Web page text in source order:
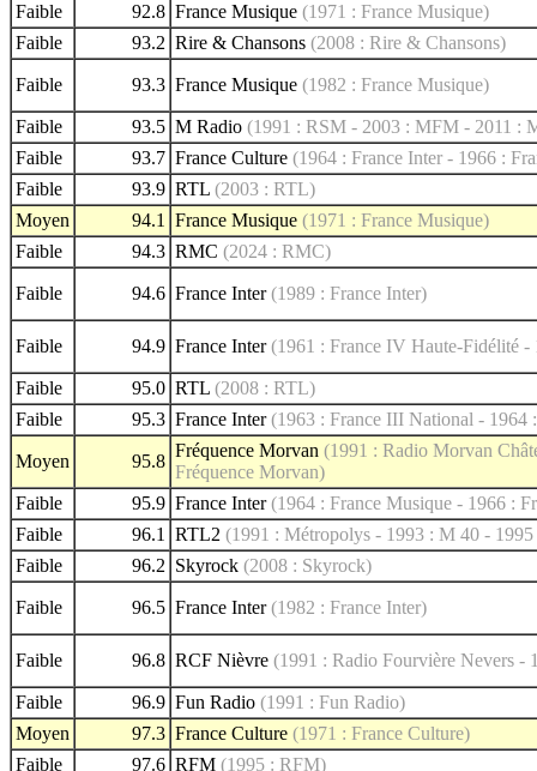
Faible
92.8 France Musique (1971 : France Musique)
Faible
93.2 Rire & Chansons (2008 : Rire & Chansons)
Faible 93.3 France Musique (1982 : France Musique)
Faible 93.5 M Radio (1991 : RSM - 2003 : MFM - 2011 :
Faible
93.7 France Culture (1964 : France Inter - 1966 :
Faible
93.9 RTL (2003 : RTL)
Moyen
94.1 France Musique (1971 : France Musique)
Faible
94.3 RMC (2024 : RMC)
Faible 94.6 France Inter(1989 : France Inter)
Faible 94.9 France Inter(1961 : France IV Haute-Fidélité -
Faible 95.0 RTL (2008 : RTL)
Faible
95.3 France Inter(1963 : France III National - 1964
Moyen 95.8
Fréquence Morvan (1991 : Radio Morvan
Fréquence Morvan)
Faible
95.9 France Inter(1964 : France Musique - 1966 :
Faible
96.1 RTL2 (1991 : Métropolys - 1993 : M 40 -
Faible
96.2 Skyrock (2008 : Skyrock)
Faible 96.5 France Inter(1982 : France Inter)
Faible 96.8 RCF Nièvre (1991 : Radio Fourvière Nevers -
Faible 96.9 Fun Radio (1991 : Fun Radio)
Moyen
97.3 France Culture (1971 : France Culture)
Faible
97.6 RFM (1995 : RFM)